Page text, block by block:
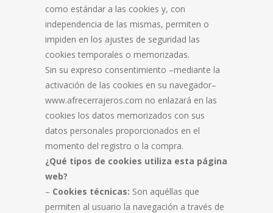
como estándar a las cookies y, con
independencia de las mismas, permiten o
impiden en los ajustes de seguridad las
cookies temporales o memorizadas.
Sin su expreso consentimiento –mediante la
activación de las cookies en su navegador–
www.afrecerrajeros.com no enlazará en las
cookies los datos memorizados con sus
datos personales proporcionados en el
momento del registro o la compra.
¿Qué tipos de cookies utiliza esta página
web?
– Cookies técnicas: Son aquéllas que
permiten al usuario la navegación a través de